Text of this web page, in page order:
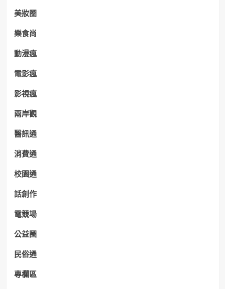
美妝圈
樂食尚
動漫瘋
電影瘋
影視瘋
兩岸觀
醫訊通
消費通
校園通
話創作
電競場
公益圈
民俗通
專欄區